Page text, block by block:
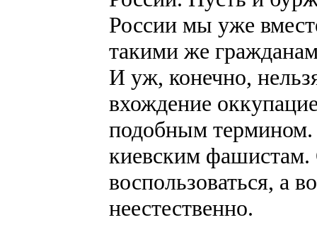
России мы уже
такими же
И уж, конечно,
вхождение
подобным термином.
киевским
воспользоваться, а
неестественно.